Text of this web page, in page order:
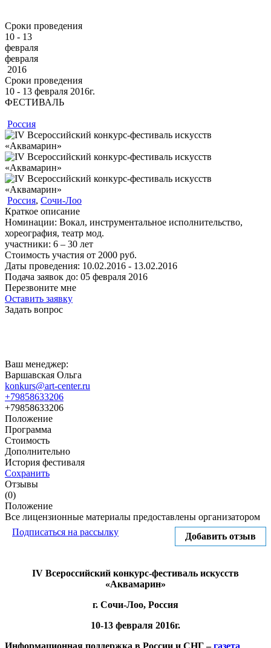
Сроки проведения
10 - 13
февраля
февраля
2016
Сроки проведения
10 ‐ 13 февраля 2016г.
ФЕСТИВАЛЬ
Россия
Россия, Сочи-Лоо
Краткое описание
Номинации: Вокал, инструментальное исполнительство,
хореография, театр мод.
участники: 6 – 30 лет
Стоимость участия от 2000 руб.
Даты проведения: 10.02.2016 - 13.02.2016
Подача заявок до: 05 февраля 2016
Перезвоните мне
Оставить заявку
Задать вопрос
Ваш менеджер:
Варшавская Ольга
konkurs@art-center.ru
+79858633206
+79858633206
Положение
Программа
Стоимость
Дополнительно
История фестиваля
Сохранить
Отзывы
(0)
Положение
Все лицензионные материалы предоставлены организатором
Добавить отзыв
Подписаться на рассылку
IV Всероссийский конкурс-фестиваль искусств
«Аквамарин»
г. Сочи-Лоо, Россия
10-13 февраля 2016г.
Информационная поддержка в России и СНГ –газета